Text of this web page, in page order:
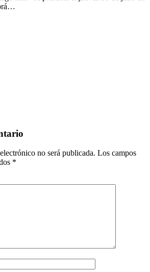
no será publicada. Los campos
*